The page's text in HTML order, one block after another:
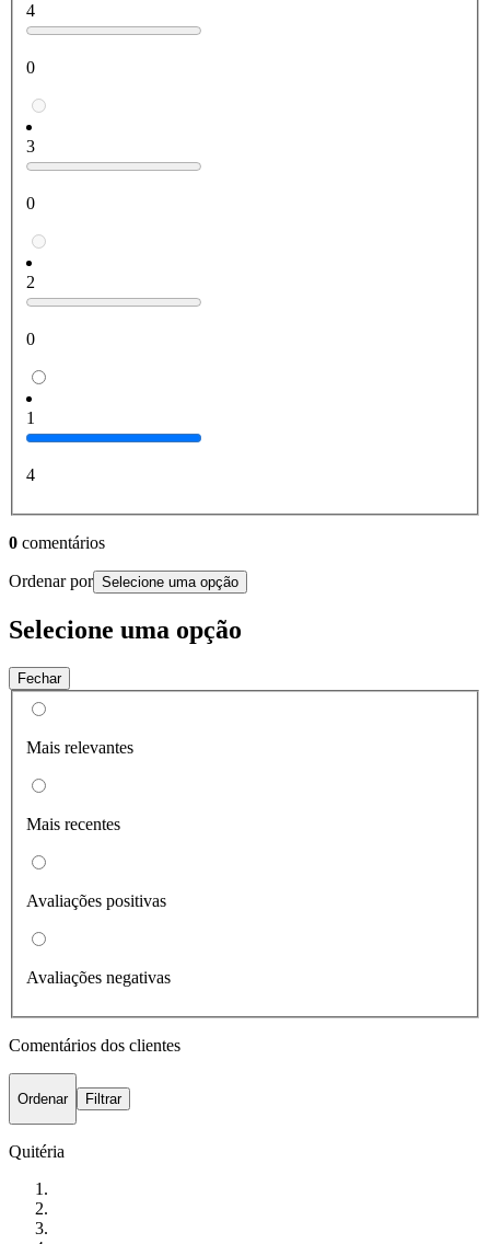
4
0
3
0
2
0
1
4
0 comentários
Ordenar por Selecione uma opção
Selecione uma opção
Fechar
Mais relevantes
Mais recentes
Avaliações positivas
Avaliações negativas
Comentários dos clientes
Ordenar Filtrar
Quitéria